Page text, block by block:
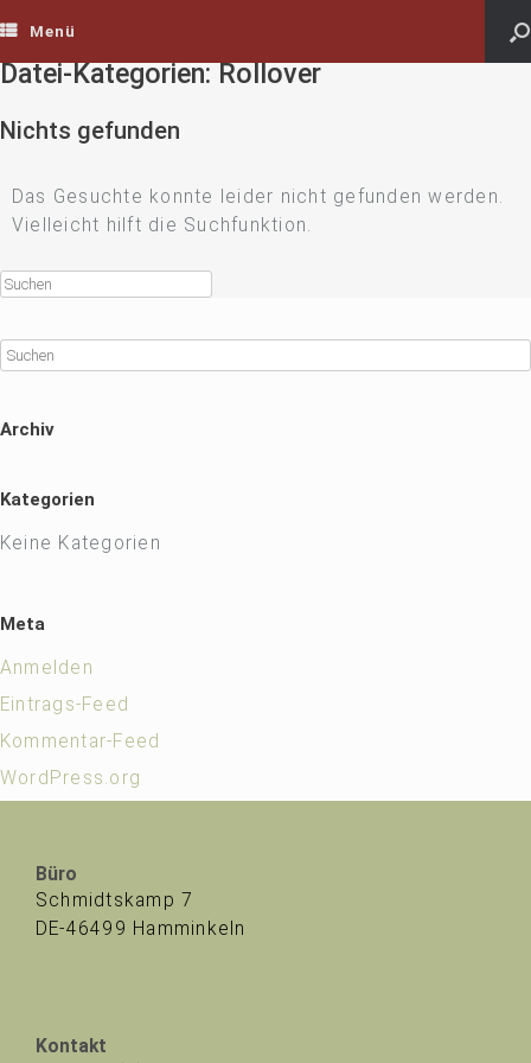
Menü
Datei-Kategorien: Rollover
Nichts gefunden
Das Gesuchte konnte leider nicht gefunden werden.
Vielleicht hilft die Suchfunktion.
Archiv
Kategorien
Keine Kategorien
Meta
Anmelden
Eintrags-Feed
Kommentar-Feed
WordPress.org
Büro
Schmidtskamp 7
DE-46499 Hamminkeln
Kontakt